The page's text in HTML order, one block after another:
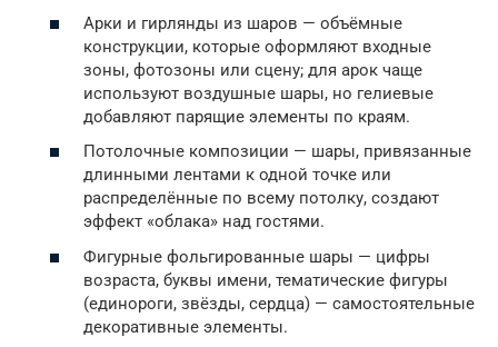
Арки и гирлянды из шаров — объёмные
конструкции, которые оформляют входные
зоны, фотозоны или сцену; для арок чаще
используют воздушные шары, но гелиевые
добавляют парящие элементы по краям.
Потолочные композиции — шары, привязанные
длинными лентами к одной точке или
распределённые по всему потолку, создают
эффект «облака» над гостями.
Фигурные фольгированные шары — цифры
возраста, буквы имени, тематические фигуры
(единороги, звёзды, сердца) — самостоятельные
декоративные элементы.